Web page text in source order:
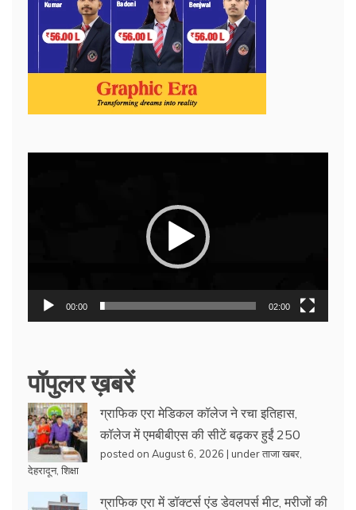
00:00 02:00
पॉपुलर ख़बरें
ग्राफिक एरा मेडिकल कॉलेज ने रचा इतिहास,
कॉलेज में एमबीबीएस की सीटें बढ़कर हुईं 250
posted on August 6, 2026 | underताजा खबर
देहरादून, शिक्षा
ग्राफिक एरा में डॉक्टर्स एंड डेवलपर्स मीट, मरीजों की